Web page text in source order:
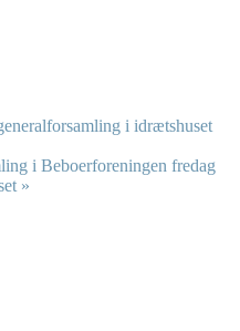
i idrætshuset
i Beboerforeningen fredag
»